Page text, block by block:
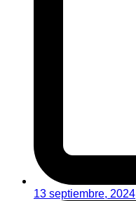
13 septiembre, 2024